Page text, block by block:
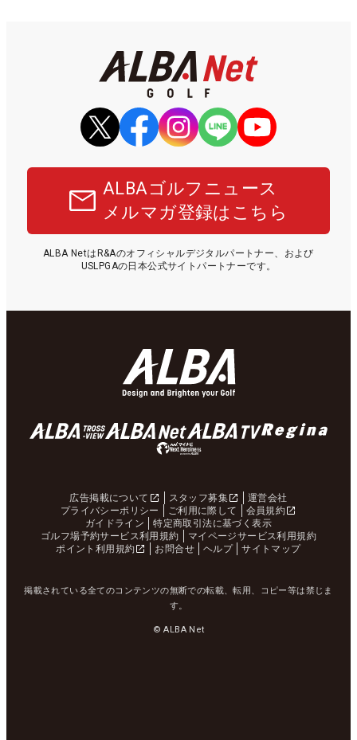
ALBAゴルフニュース
メルマガ登録はこちら
ALBA NetはR&Aのオフィシャルデジタルパートナー、および
USLPGAの日本公式サイトパートナーです。
広告掲載について スタッフ募集
運営会社
プライバシーポリシー
ご利用に際して
会員規約
ガイドライン
特定商取引法に基づく表示
ゴルフ場予約サービス利用規約
マイページサービス利用規約
ポイント利用規約
お問合せ ヘルプ サイトマップ
掲載されている全てのコンテンツの無断での転載、転用、コピー等は禁じま
す。
© ALBA Net